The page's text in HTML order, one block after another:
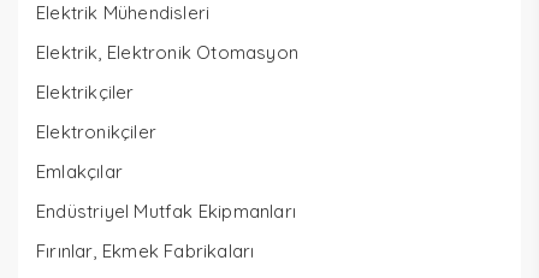
Elektrik Mühendisleri
Elektrik, Elektronik Otomasyon
Elektrikçiler
Elektronikçiler
Emlakçılar
Endüstriyel Mutfak Ekipmanları
Fırınlar, Ekmek Fabrikaları